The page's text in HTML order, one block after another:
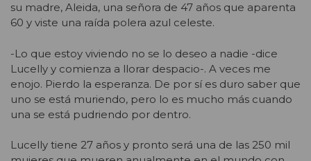
su madre, Aleida, una señora de 47 años que aparenta
60 y viste una raída polera azul celeste.
-Lo que estoy viviendo no se lo deseo a nadie -dice
Lucelly y comienza a llorar despacio-. A veces me
enojo. Pierdo la esperanza. De por sí es duro saber que
uno se está muriendo, pero lo es mucho más cuando
una se está pudriendo por dentro.
Lucelly tiene 27 años y pronto será una de las 250 mil